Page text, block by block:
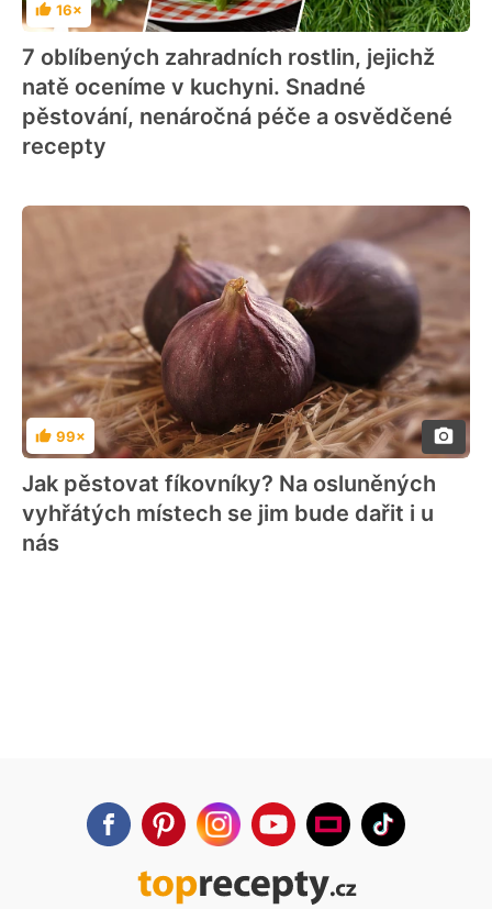
Hodnocení
16×
7 oblíbených zahradních rostlin, jejichž
natě oceníme v kuchyni. Snadné
pěstování, nenáročná péče a osvědčené
recepty
Hodnocení
99×
Jak pěstovat fíkovníky? Na osluněných
vyhřátých místech se jim bude dařit i u
nás